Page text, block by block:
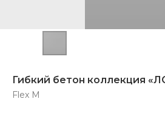
Гибкий бетон коллекция
Flex M